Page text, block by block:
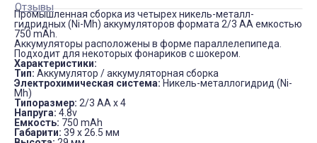
Отзывы
Промышленная сборка из четырех никель-металл-
гидридных (Ni-Mh) аккумуляторов формата 2/3 AA емкостью
750 mAh.
Аккумуляторы расположены в форме параллелепипеда.
Подходит для некоторых фонариков с шокером.
Характеристики:
Тип: Аккумулятор / аккумуляторная сборка
Электрохимическая система: Никель-металлогидрид (Ni-
Mh)
Типоразмер: 2/3 AA х 4
Напруга: 4.8v
Емкость: 750 mAh
Габарити: 39 х 26.5 мм